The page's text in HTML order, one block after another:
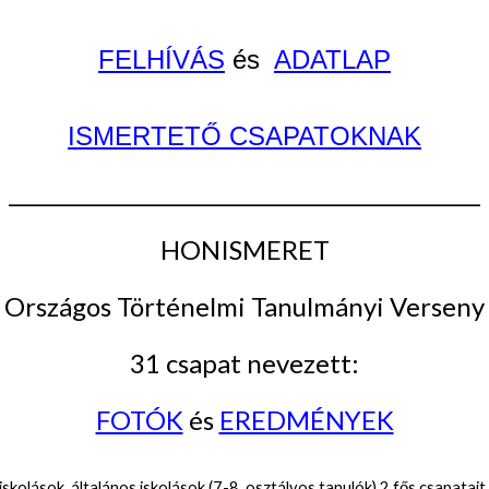
FELHÍVÁS és ADATLAP
ISMERTETŐ CSAPATOKNAK
HONISMERET
Országos Történelmi Tanulmányi Verseny
31 csapat nevezett:
FOTÓK és EREDMÉNYEK